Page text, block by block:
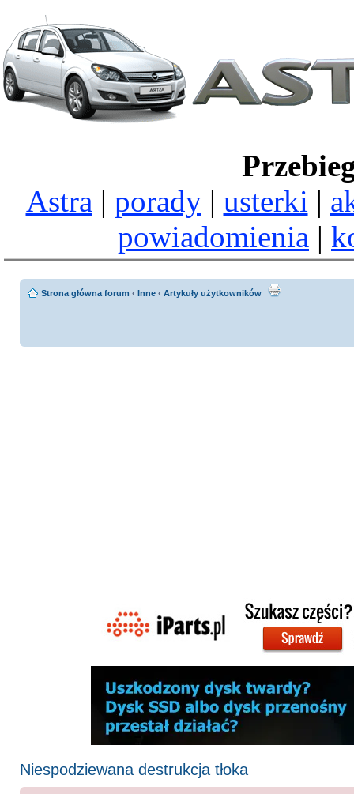
Astra | porady| usterki |
powiadomienia |
Strona główna forum ‹ Inne ‹ Artykuły użytkowników
Niespodziewana destrukcja tłoka